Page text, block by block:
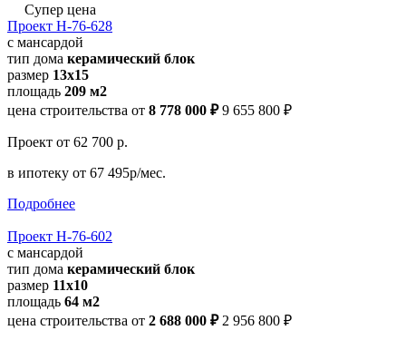
Супер цена
Проект Н-76-628
с мансардой
тип дома керамический блок
размер 13x15
площадь 209 м2
цена строительства от 8 778 000 ₽ 9 655 800 ₽
Проект от 62 700 р.
в ипотеку от 67 495р/мес.
Подробнее
Проект Н-76-602
с мансардой
тип дома керамический блок
размер 11х10
площадь 64 м2
цена строительства от 2 688 000 ₽ 2 956 800 ₽